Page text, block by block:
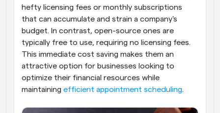
hefty licensing fees or monthly subscriptions
that can accumulate and strain a company's
budget. In contrast, open-source ones are
typically free to use, requiring no licensing fees.
This immediate cost saving makes them an
attractive option for businesses looking to
optimize their financial resources while
maintaining efficient appointment scheduling.